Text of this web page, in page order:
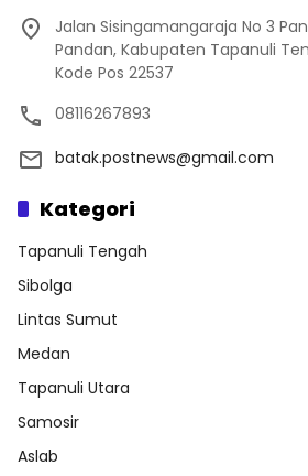
Jalan Sisingamangaraja No 3
Pandan, Kabupaten Tapanuli
Kode Pos 22537
08116267893
batak.postnews@gmail.com
Kategori
Tapanuli Tengah
Sibolga
Lintas Sumut
Medan
Tapanuli Utara
Samosir
Aslab